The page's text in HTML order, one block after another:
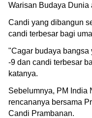
Warisan Budaya Dunia
Candi yang dibangun
candi terbesar bagi
"Cagar budaya bangsa
-9 dan candi terbesar
katanya.
Sebelumnya, PM India
rencananya bersama
Candi Prambanan.